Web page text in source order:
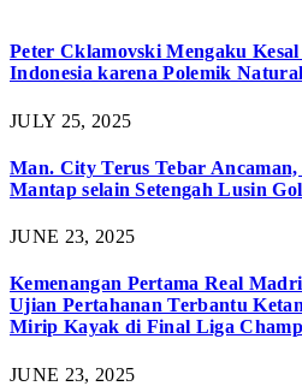
Peter Cklamovski Mengaku
Indonesia karena Polemik
JULY 25, 2025
Man. City Terus Tebar
Mantap selain Setengah Lusin
JUNE 23, 2025
Kemenangan Pertama Real
Ujian Pertahanan Terbantu
Mirip Kayak di Final Liga
JUNE 23, 2025